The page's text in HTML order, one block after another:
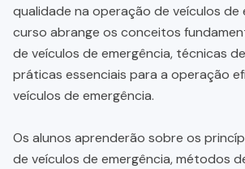
qualidade na operação de veículos de
curso abrange os conceitos
de veículos de emergência, técnicas
práticas essenciais para a operação
veículos de emergência.
Os alunos aprenderão sobre os
de veículos de emergência, métodos